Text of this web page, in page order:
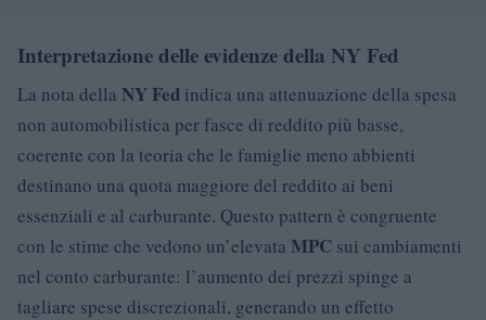
Interpretazione delle evidenze della NY Fed
La nota della NY Fed indica una attenuazione della spesa
non automobilistica per fasce di reddito più basse,
coerente con la teoria che le famiglie meno abbienti
destinano una quota maggiore del reddito ai beni
essenziali e al carburante. Questo pattern è congruente
con le stime che vedono un’elevata MPC sui cambiamenti
nel conto carburante: l’aumento dei prezzi spinge a
tagliare spese discrezionali, generando un effetto